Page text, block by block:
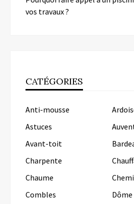
vos travaux ?
CATÉGORIES
Anti-mousse
Astuces
Avant-toit
Charpente
Chaume
Combles
Dôme